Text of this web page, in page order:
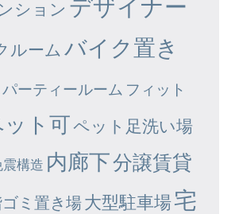
ション デザイナー
ルーム バイク置き
パーティールーム フィット
ット可ペット足洗い場
震構造 内廊下分譲賃貸
ミ置き場大型駐車場宅